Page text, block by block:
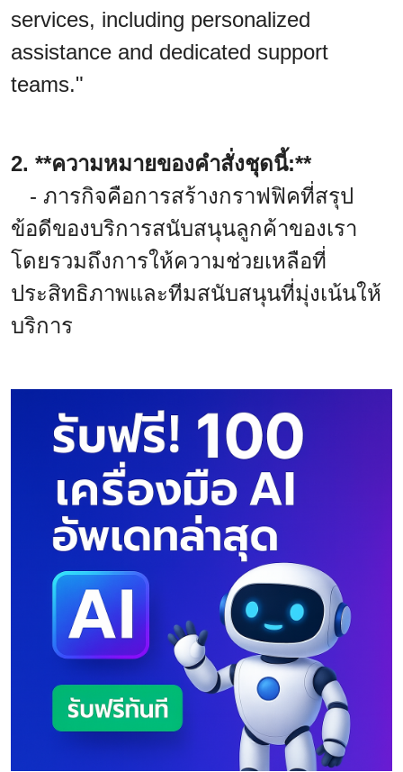
services, including personalized
assistance and dedicated support
teams."
2. **ความหมายของคำสั่งชุดนี้:**
- ภารกิจคือการสร้างกราฟฟิคที่สรุป
ข้อดีของบริการสนับสนุนลูกค้าของเรา
โดยรวมถึงการให้ความช่วยเหลือที่
ประสิทธิภาพและทีมสนับสนุนที่มุ่งเน้นให้
บริการ